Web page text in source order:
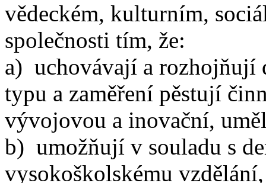
vědeckém, kulturním,
společnosti tím, že:
a) uchovávají a rozhojňují
typu a zaměření pěstují
vývojovou a inovační,
b) umožňují v souladu s
vysokoškolskému